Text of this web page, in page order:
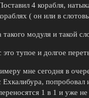
4 корабля,
( он или в
такого модуля и такой
это тупое и долгое
мне сегодня в
Ехкалибура,
1 в 1 и уже